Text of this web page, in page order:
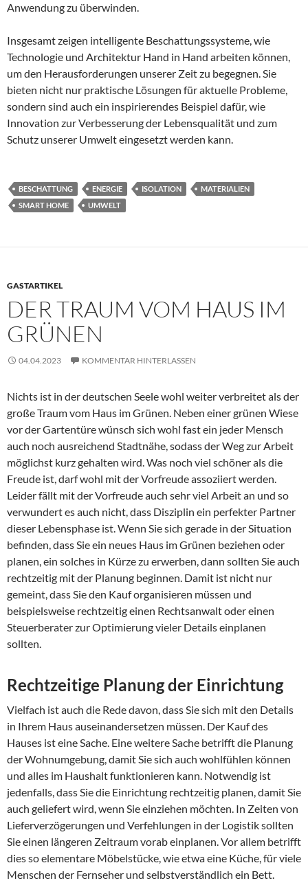
Anwendung zu überwinden.
Insgesamt zeigen intelligente Beschattungssysteme, wie
Technologie und Architektur Hand in Hand arbeiten können,
um den Herausforderungen unserer Zeit zu begegnen. Sie
bieten nicht nur praktische Lösungen für aktuelle Probleme,
sondern sind auch ein inspirierendes Beispiel dafür, wie
Innovation zur Verbesserung der Lebensqualität und zum
Schutz unserer Umwelt eingesetzt werden kann.
BESCHATTUNG ENERGIE ISOLATION
MATERIALIEN
SMART HOME
UMWELT
GASTARTIKEL
DER TRAUM VOM HAUS IM
GRÜNEN
04.04.2023 KOMMENTAR HINTERLASSEN
Nichts ist in der deutschen Seele wohl weiter verbreitet als der
große Traum vom Haus im Grünen. Neben einer grünen Wiese
vor der Gartentüre wünsch sich wohl fast ein jeder Mensch
auch noch ausreichend Stadtnähe, sodass der Weg zur Arbeit
möglichst kurz gehalten wird. Was noch viel schöner als die
Freude ist, darf wohl mit der Vorfreude assoziiert werden.
Leider fällt mit der Vorfreude auch sehr viel Arbeit an und so
verwundert es auch nicht, dass Disziplin ein perfekter Partner
dieser Lebensphase ist. Wenn Sie sich gerade in der Situation
befinden, dass Sie ein neues Haus im Grünen beziehen oder
planen, ein solches in Kürze zu erwerben, dann sollten Sie auch
rechtzeitig mit der Planung beginnen. Damit ist nicht nur
gemeint, dass Sie den Kauf organisieren müssen und
beispielsweise rechtzeitig einen Rechtsanwalt oder einen
Steuerberater zur Optimierung vieler Details einplanen
sollten.
Rechtzeitige Planung der Einrichtung
Vielfach ist auch die Rede davon, dass Sie sich mit den Details
in Ihrem Haus auseinandersetzen müssen. Der Kauf des
Hauses ist eine Sache. Eine weitere Sache betrifft die Planung
der Wohnumgebung, damit Sie sich auch wohlfühlen können
und alles im Haushalt funktionieren kann. Notwendig ist
jedenfalls, dass Sie die Einrichtung rechtzeitig planen, damit Sie
auch geliefert wird, wenn Sie einziehen möchten. In Zeiten von
Lieferverzögerungen und Verfehlungen in der Logistik sollten
Sie einen längeren Zeitraum vorab einplanen. Vor allem betrifft
dies so elementare Möbelstücke, wie etwa eine Küche, für viele
Menschen der Fernseher und selbstverständlich ein Bett.